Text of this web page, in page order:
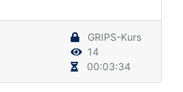
GRIPS-Kurs
14
00:03:34